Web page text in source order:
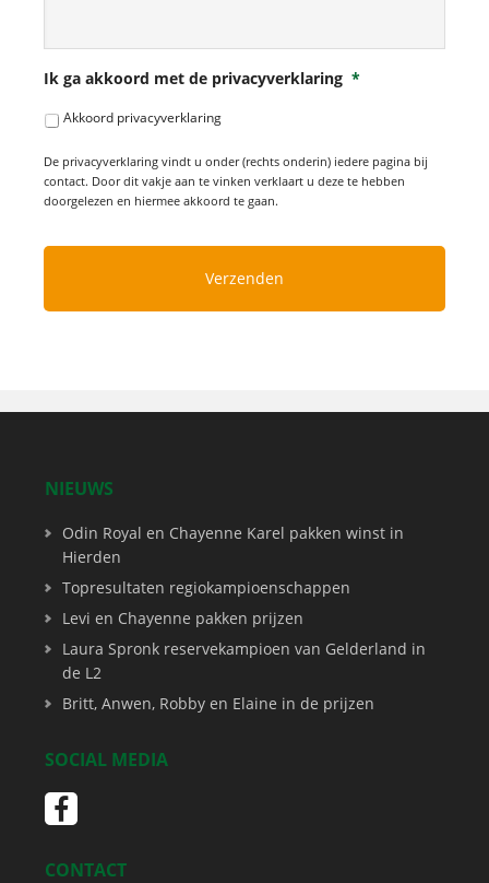
Ik ga akkoord met de privacyverklaring *
Akkoord privacyverklaring
De privacyverklaring vindt u onder (rechts onderin) iedere pagina bij
contact. Door dit vakje aan te vinken verklaart u deze te hebben
doorgelezen en hiermee akkoord te gaan.
NIEUWS
Odin Royal en Chayenne Karel pakken winst in
Hierden
Topresultaten regiokampioenschappen
Levi en Chayenne pakken prijzen
Laura Spronk reservekampioen van Gelderland in
de L2
Britt, Anwen, Robby en Elaine in de prijzen
SOCIAL MEDIA
CONTACT